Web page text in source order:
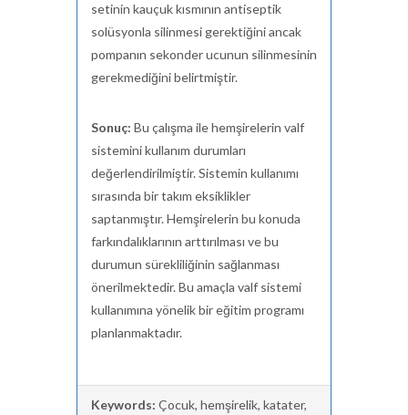
setinin kauçuk kısmının antiseptik
solüsyonla silinmesi gerektiğini ancak
pompanın sekonder ucunun silinmesinin
gerekmediğini belirtmiştir.
Sonuç: Bu çalışma ile hemşirelerin valf
sistemini kullanım durumları
değerlendirilmiştir. Sistemin kullanımı
sırasında bir takım eksiklikler
saptanmıştır. Hemşirelerin bu konuda
farkındalıklarının arttırılması ve bu
durumun sürekliliğinin sağlanması
önerilmektedir. Bu amaçla valf sistemi
kullanımına yönelik bir eğitim programı
planlanmaktadır.
Keywords: Çocuk, hemşirelik, katater,